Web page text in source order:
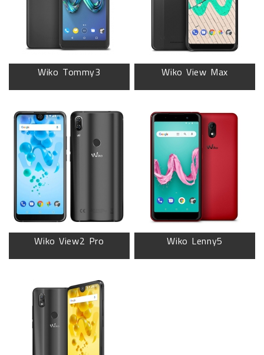
Wiko Tommy3 Wiko View Max
Wiko View2 Pro Wiko Lenny5